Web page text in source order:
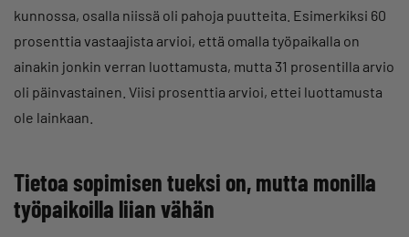
kunnossa, osalla niissä oli pahoja puutteita. Esimerkiksi 60
prosenttia vastaajista arvioi, että omalla työpaikalla on
ainakin jonkin verran luottamusta, mutta 31 prosentilla arvio
oli päinvastainen. Viisi prosenttia arvioi, ettei luottamusta
ole lainkaan.
Tietoa sopimisen tueksi on, mutta monilla
työpaikoilla liian vähän